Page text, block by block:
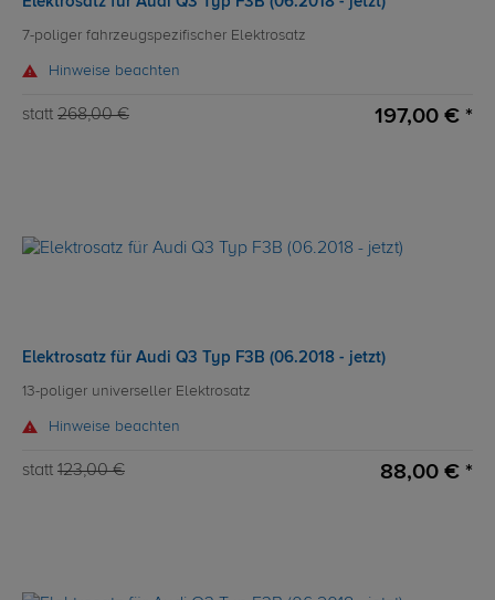
7-poliger fahrzeugspezifischer Elektrosatz
Hinweise beachten
statt 268,00 € 197,00 € *
Elektrosatz für Audi Q3 Typ F3B (06.2018 - jetzt)
13-poliger universeller Elektrosatz
Hinweise beachten
statt 123,00 € 88,00 € *